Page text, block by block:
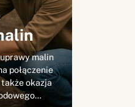
malin
połączenie
okazja